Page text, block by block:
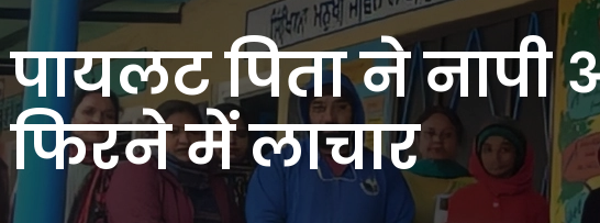
पायलट पिता ने
फिरने में लाचार